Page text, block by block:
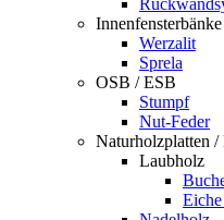
Innenfensterbänke
Werzalit
Sprela
OSB / ESB
Stumpf
Nut-Feder
Naturholzplatten
Laubholz